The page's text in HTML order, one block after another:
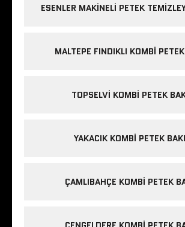
ESENLER MAKINELI PETEK
MALTEPE FINDIKLI KOMBI
TOPSELVI KOMBI PETEK
YAKACIK KOMBI PETEK
ÇAMLIBAHÇE KOMBI PETEK